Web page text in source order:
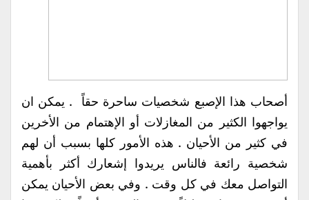
أصحاب هذا الإصبع شخصيات ساحرة حقاً . يمكن ان
يواجهوا الكثير من المغازلات أو الإهتمام من الأخرين
في كثير من الأحيان . هذه الأمور كلها بسبب أن لهم
شخصية رائعة فالناس يريدوا إشعارك أكثر بأهمية
التواصل معك في كل وقت . وفي بعض الأحيان يمكن